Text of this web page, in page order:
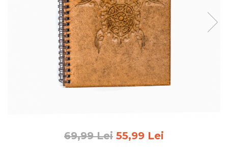
Tablouri personalizate
Diplome si Plachete
Felicitari din lemn
Rame foto din lemn69,99 Lei 55,99 Lei